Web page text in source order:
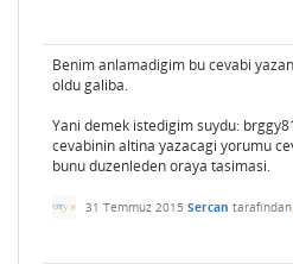
Benim anlamadigim bu cevabi
oldu galiba.
Yani demek istedigim suydu:
cevabinin altina yazacagi yorumu
bunu duzenleden oraya tasimasi.
31 Temmuz 2015 Sercan tarafından